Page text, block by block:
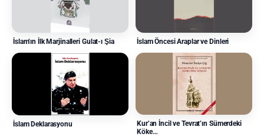
İslam’ın İlk Marjinalleri Gulat-ı Şia İslam Öncesi Araplar ve Dinleri
İslam Deklarasyonu
Kur’an İncil ve Tevrat’ın Sümerdeki
Köke…